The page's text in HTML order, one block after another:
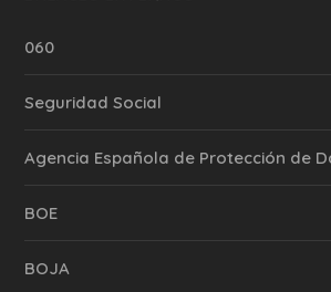
060
Seguridad Social
Agencia Española de Protección de
BOE
BOJA